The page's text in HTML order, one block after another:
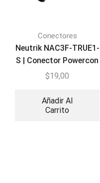
Conectores
Neutrik NAC3F-TRUE1-
S | Conector Powercon
$19,00
Añadir Al
Carrito